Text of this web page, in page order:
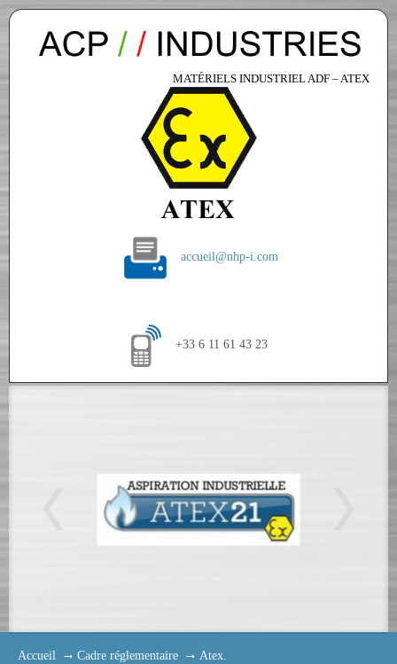
MATÉRIELS INDUSTRIEL ADF – ATEX
accueil@nhp-i.com
+33 6 11 61 43 23
Accueil Cadre réglementaire Atex.